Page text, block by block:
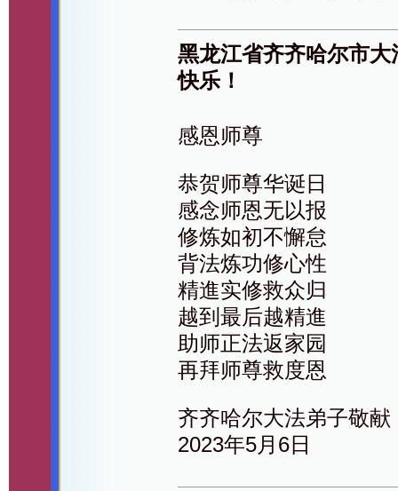
黑龙江省齐齐哈尔市
快乐！
感恩师尊
恭贺师尊华诞日
感念师恩无以报
修炼如初不懈怠
背法炼功修心性
精進实修救众归
越到最后越精進
助师正法返家园
再拜师尊救度恩
齐齐哈尔大法弟子敬献
2023年5月6日